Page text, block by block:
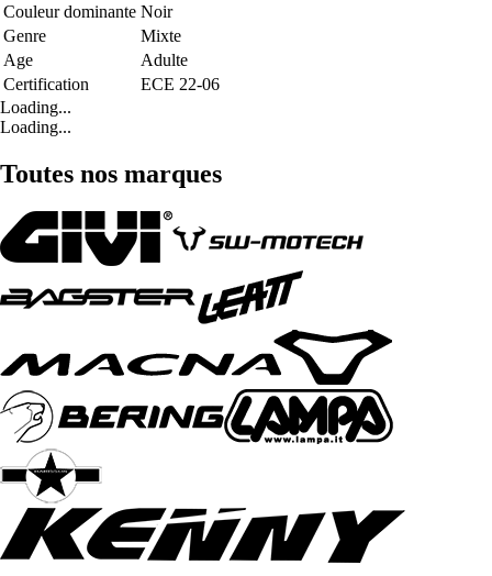
Couleur dominante Noir
Genre
Mixte
Age
Adulte
Certification
ECE 22-06
Loading...
Loading...
Toutes nos marques